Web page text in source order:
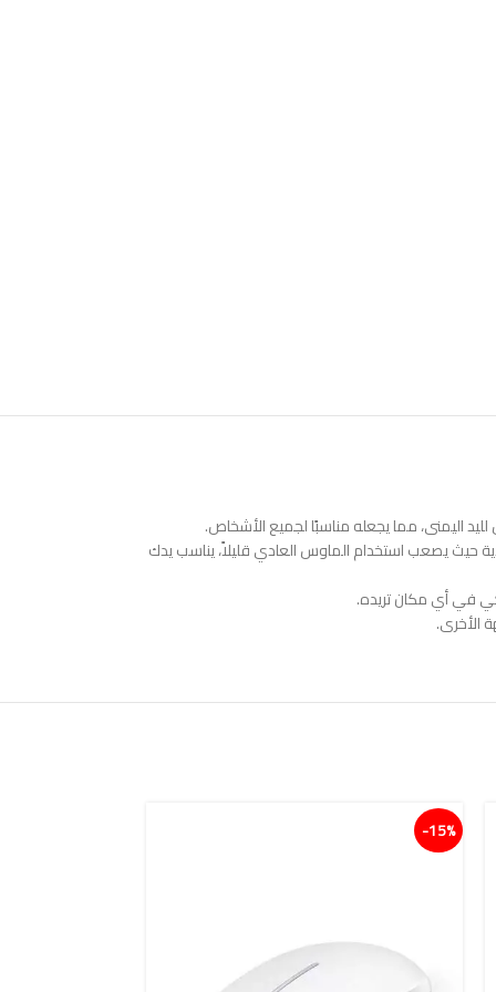
اليمنى، مما يجعله مناسبًا لجميع الأشخاص.
حيث يصعب استخدام الماوس العادي قليلاً، يناسب يدك
في أي مكان تريده.
الأخرى.
15%-